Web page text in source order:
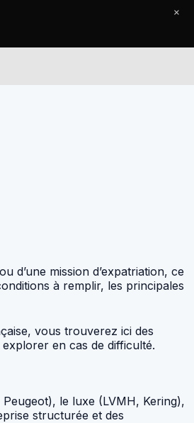
d’une mission d’expatriation, ce
à remplir, les principales
vous trouverez ici des
en cas de difficulté.
le luxe (LVMH, Kering),
structurée et des
×